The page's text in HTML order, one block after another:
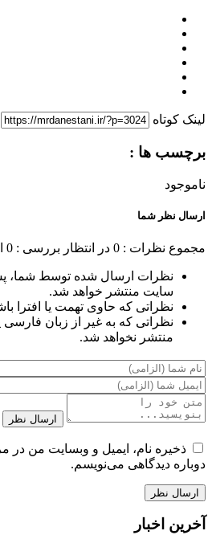
لینک کوتاه
برچسب ها :
ناموجود
ارسال نظر شما
مجموع نظرات : 0 در انتظار بررسی : 0
نظرات ارسال شده توسط شما،
سایت منتشر خواهد شد.
نظراتی که حاوی تهمت یا افترا
نظراتی که به غیر از زبان فارسی
منتشر نخواهد شد.
ارسال نظر
ذخیره نام، ایمیل و وبسایت من در
دوباره دیدگاهی می‌نویسم.
آخرین اخبار